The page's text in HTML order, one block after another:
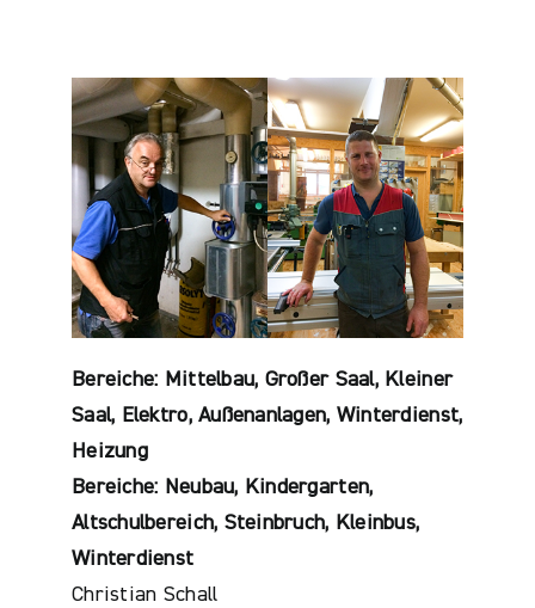
Bereiche: Mittelbau, Großer Saal, Kleiner
Saal, Elektro, Außenanlagen, Winterdienst,
Heizung
Bereiche: Neubau, Kindergarten,
Altschulbereich, Steinbruch, Kleinbus,
Winterdienst
Christian Schall